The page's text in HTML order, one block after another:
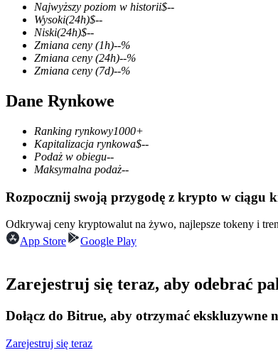
Kontrakty terminowe COIN-M
Kontrakty terminowe na kryptowaluty
TradFi
Instrumenty pochodne na akcje, forex, metale
Kontrakty terminowe na USDC
Najwyższy poziom w historii$--
Wysoki(24h)$--
Niski(24h)$--
Zmiana ceny (1h)--%
Zmiana ceny (24h)--%
Zmiana ceny (7d)--%
Dane Rynkowe
Ranking rynkowy1000+
Kapitalizacja rynkowa$--
Podaż w obiegu--
Maksymalna podaż--
Rozpocznij swoją przygodę z krypto w ciągu
Odkrywaj ceny kryptowalut na żywo, najlepsze tokeny i
App Store
Google Play
Zarejestruj się teraz, aby odebrać
Dołącz do Bitrue, aby otrzymać ekskluzywne
Zarejestruj się teraz